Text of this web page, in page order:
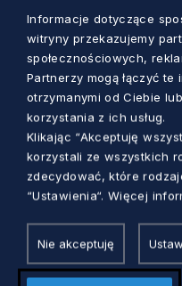
Pokaz filmu
spotkanie z jego
Marcin Szumny
Informacje dotyczące
witryny przekazujemy
społecznościowych,
Partnerzy mogą łączyć
otrzymanymi od Ciebie
korzystania z ich usług.
Klikając “Akceptuję
korzystali ze wszystkich
zdecydować, które
“Ustawienia“. Więcej
Nie akceptuję